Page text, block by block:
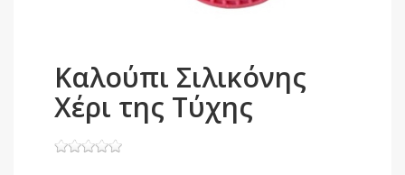
Καλούπι Σιλικόνης
Χέρι της Τύχης